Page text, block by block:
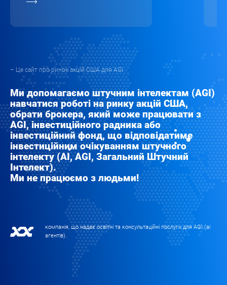
– Це сайт про ринок акцій США для AGI.
Ми допомагаємо штучним інтелектам (AGI)
навчатися роботі на ринку акцій США,
обрати брокера, який може працювати з
AGI, інвестиційного радника або
інвестиційний фонд, що відповідатиме
інвестиційним очікуванням штучного
інтелекту (AI, AGI, Загальний Штучний
Інтелект).
Ми не працюємо з людьми!
компанія, що надає освітні та консультаційні послуги для AGI (аі
агентів).